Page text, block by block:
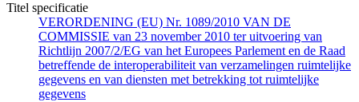
Titel specificatie
VERORDENING (EU) Nr. 1089/2010 VAN DE
COMMISSIE van 23 november 2010 ter uitvoering van
Richtlijn 2007/2/EG van het Europees Parlement en de Raad
betreffende de interoperabiliteit van verzamelingen ruimtelijke
gegevens en van diensten met betrekking tot ruimtelijke
gegevens